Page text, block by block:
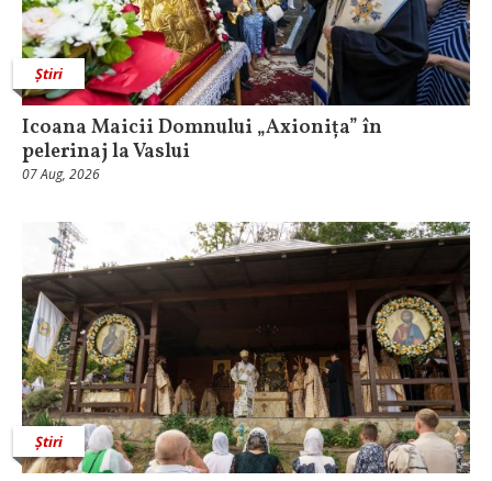
Știri
Icoana Maicii Domnului „Axionița” în
pelerinaj la Vaslui
07 Aug, 2026
Știri